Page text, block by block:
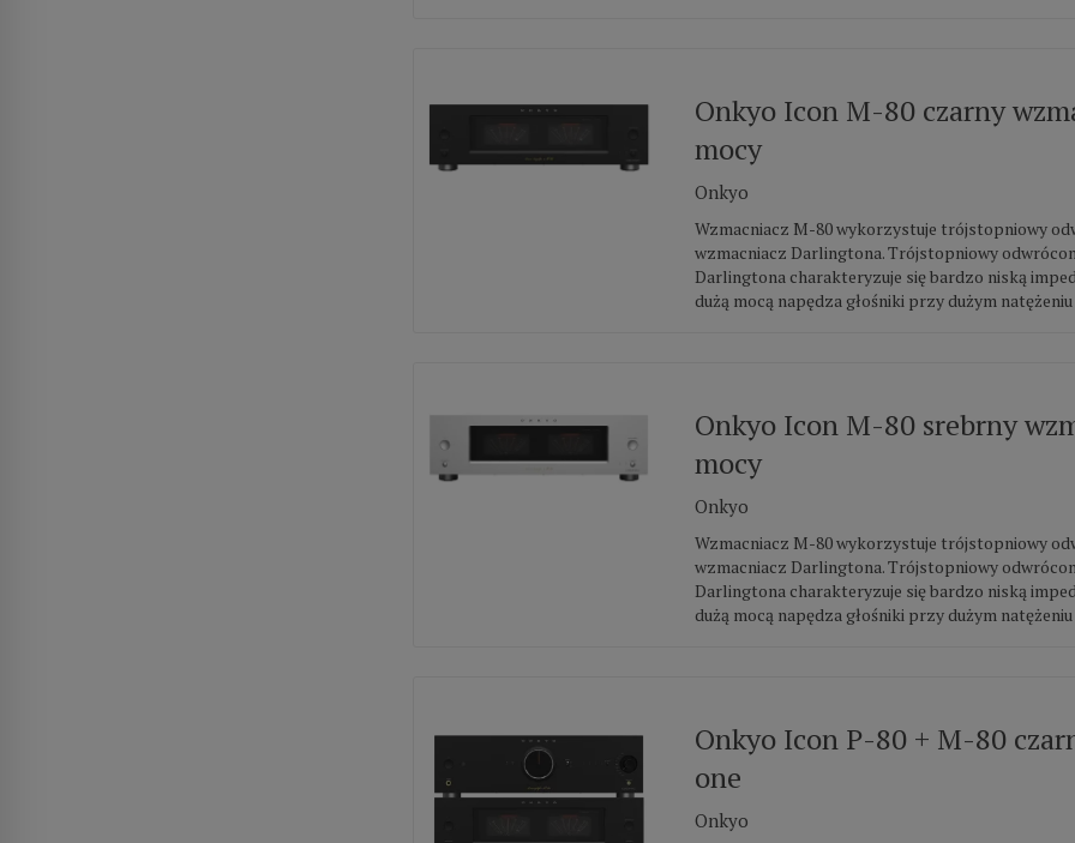
Onkyo Icon M-80 czarny
mocy
Onkyo
Wzmacniacz M-80 wykorzystuje trójstopniowy
wzmacniacz Darlingtona. Trójstopniowy
Darlingtona charakteryzuje się bardzo niską
dużą mocą napędza głośniki przy dużym natężeniu
Onkyo Icon M-80 srebrny
mocy
Onkyo
Wzmacniacz M-80 wykorzystuje trójstopniowy
wzmacniacz Darlingtona. Trójstopniowy
Darlingtona charakteryzuje się bardzo niską
dużą mocą napędza głośniki przy dużym natężeniu
Onkyo Icon P-80 + M-80
one
Onkyo